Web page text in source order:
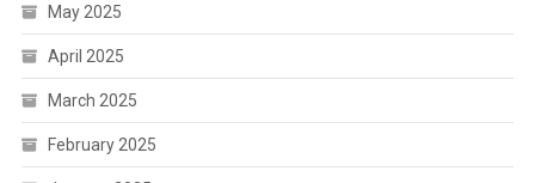
May 2025
April 2025
March 2025
February 2025